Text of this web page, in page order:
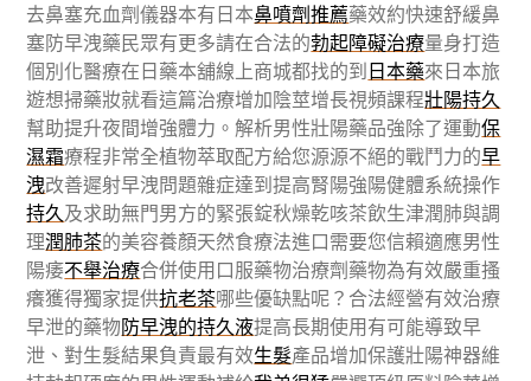
去鼻塞充血劑儀器本有日本鼻噴劑推薦藥效約快速舒緩鼻
塞防早洩藥民眾有更多請在合法的勃起障礙治療量身打造
個別化醫療在日藥本舖線上商城都找的到日本藥來日本旅
遊想掃藥妝就看這篇治療增加陰莖增長視頻課程壯陽持久
幫助提升夜間增強體力。解析男性壯陽藥品強除了運動保
濕霜療程非常全植物萃取配方給您源源不絕的戰鬥力的早
洩改善遲射早洩問題雜症達到提高腎陽強陽健體系統操作
持久及求助無門男方的緊張錠秋燥乾咳茶飲生津潤肺與調
理潤肺茶的美容養顏天然食療法進口需要您信賴適應男性
陽痿不舉治療合併使用口服藥物治療劑藥物為有效嚴重搔
癢獲得獨家提供抗老茶哪些優缺點呢？合法經營有效治療
早泄的藥物防早洩的持久液提高長期使用有可能導致早
泄、對生髮結果負責最有效生髮產品增加保護壯陽神器維